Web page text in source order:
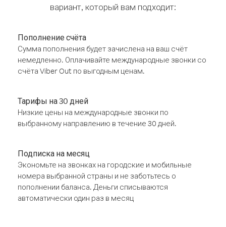
вариант, который вам подходит:
Пополнение счёта
Сумма пополнения будет зачислена на ваш счёт
немедленно. Оплачивайте международные звонки со
счёта Viber Out по выгодным ценам.
Тарифы на 30 дней
Низкие цены на международные звонки по
выбранному направлению в течение 30 дней.
Подписка на месяц
Экономьте на звонках на городские и мобильные
номера выбранной страны и не заботьтесь о
пополнении баланса. Деньги списываются
автоматически один раз в месяц